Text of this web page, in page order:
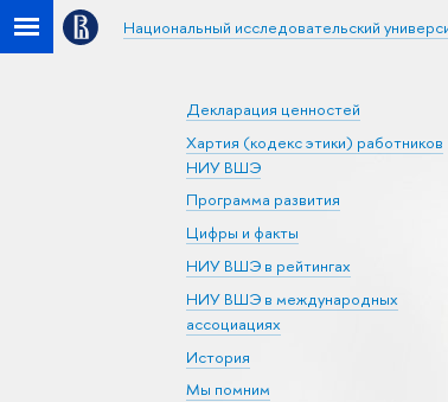
Национальный исследовательский
Декларация ценностей
Хартия (кодекс этики) работников
НИУ ВШЭ
Программа развития
Цифры и факты
НИУ ВШЭ в рейтингах
НИУ ВШЭ в международных
ассоциациях
История
Мы помним